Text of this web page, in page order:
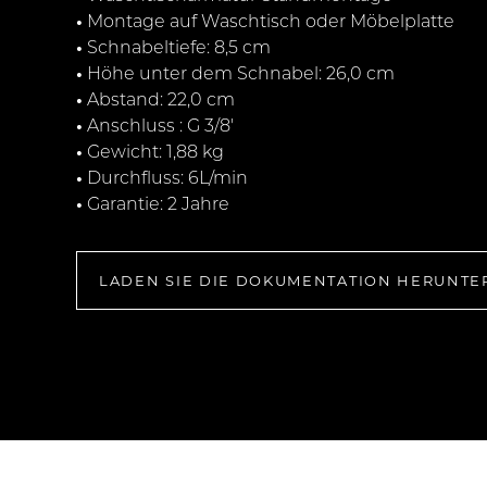
• Montage auf Waschtisch oder Möbelplatte
• Schnabeltiefe: 8,5 cm
• Höhe unter dem Schnabel: 26,0 cm
• Abstand: 22,0 cm
• Anschluss : G 3/8'
• Gewicht: 1,88 kg
• Durchfluss: 6L/min
• Garantie: 2 Jahre
LADEN SIE DIE DOKUMENTATION